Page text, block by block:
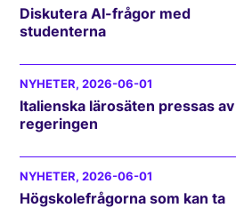
Diskutera AI-frågor med
studenterna
NYHETER, 2026-06-01
Italienska lärosäten pressas av
regeringen
NYHETER, 2026-06-01
Högskolefrågorna som kan ta